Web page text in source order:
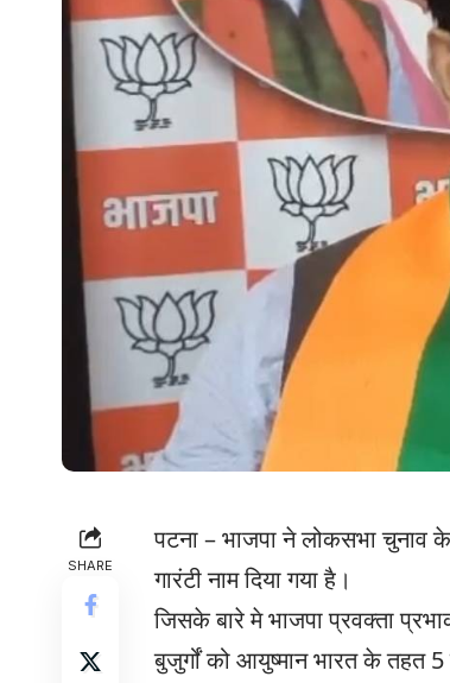
SHARE
पटना – भाजपा ने लोकसभा चुनाव
गारंटी नाम दिया गया है।
जिसके बारे मे भाजपा प्रवक्ता
बुजुर्गों को आयुष्मान भारत के तहत